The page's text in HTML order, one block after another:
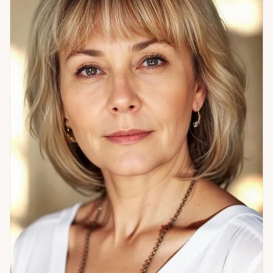
потерь: папа, брат, мама. В этом горе я нашла учителя — и
себя. Это изменило и то, как я работаю: из понимания
боли, а не из теории. Вырос опыт в «старом еврейском
дворике» — где умели хранить знание и передавать его из
рук в руки. Это тоже часть того, кем я стала. Если вам
нужно разомкнуть петлю — приходите. Разберёмся
вместе.